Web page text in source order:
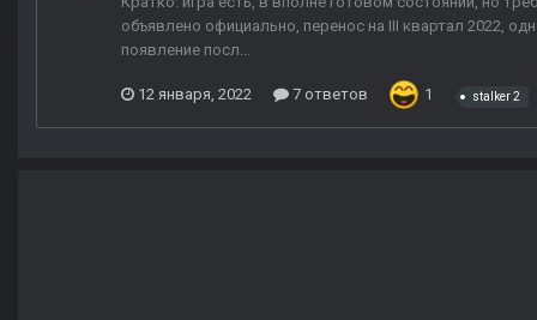
объявлено официально, перенос на III квартал 2022,
появление посл...
12 января, 2022 7 ответов 1 stalker 2